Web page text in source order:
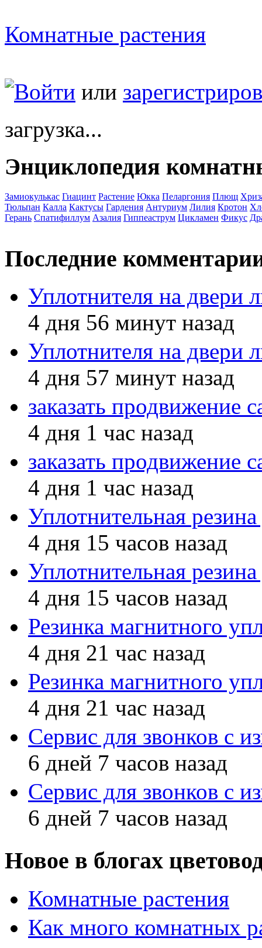
Комнатные растения
Войти или
загрузка...
Энциклопедия
Замиокулькас Гиацинт Растение Юкка Пеларгония Плющ
Тюльпан Калла Кактусы Гардения Антуриум Лилия Кротон
Герань Спатифиллум Азалия Гиппеаструм Цикламен Фикус
Последние
Уплотнителя на двери
4 дня 56 минут назад
Уплотнителя на двери
4 дня 57 минут назад
заказать продвижение
4 дня 1 час назад
заказать продвижение
4 дня 1 час назад
Уплотнительная
4 дня 15 часов назад
Уплотнительная
4 дня 15 часов назад
Резинка магнитного
4 дня 21 час назад
Резинка магнитного
4 дня 21 час назад
Сервис для звонков с
6 дней 7 часов назад
Сервис для звонков с
6 дней 7 часов назад
Новое в блогах
Комнатные растения
Как много комнатных